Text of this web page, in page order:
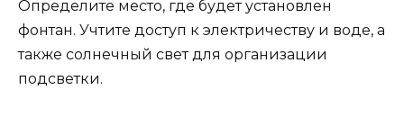
Определите место, где будет установлен
фонтан. Учтите доступ к электричеству и воде, а
также солнечный свет для организации
подсветки.